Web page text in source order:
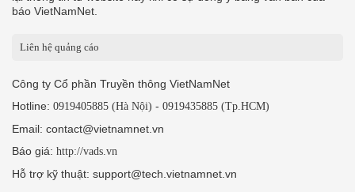
báo VietNamNet.
Liên hệ quảng cáo
Công ty Cổ phần Truyền thông VietNamNet
Hotline: 0919405885 (Hà Nội) - 0919435885 (Tp.HCM)
Email: contact@vietnamnet.vn
Báo giá: http://vads.vn
Hỗ trợ kỹ thuật: support@tech.vietnamnet.vn